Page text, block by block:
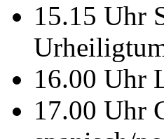
15.15 Uhr
16.00 Uhr
17.00 Uhr